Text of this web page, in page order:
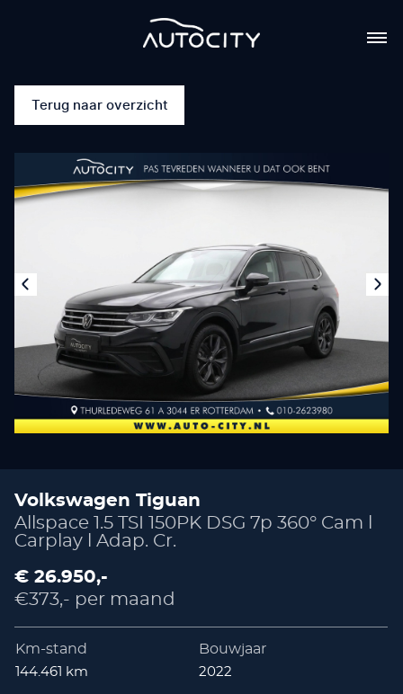
Terug naar overzicht
Volkswagen Tiguan
Allspace 1.5 TSI 150PK DSG 7p 360° Cam l
Carplay l Adap. Cr.
€ 26.950,-
€373,- per maand
Km-stand
144.461 km
Bouwjaar
2022